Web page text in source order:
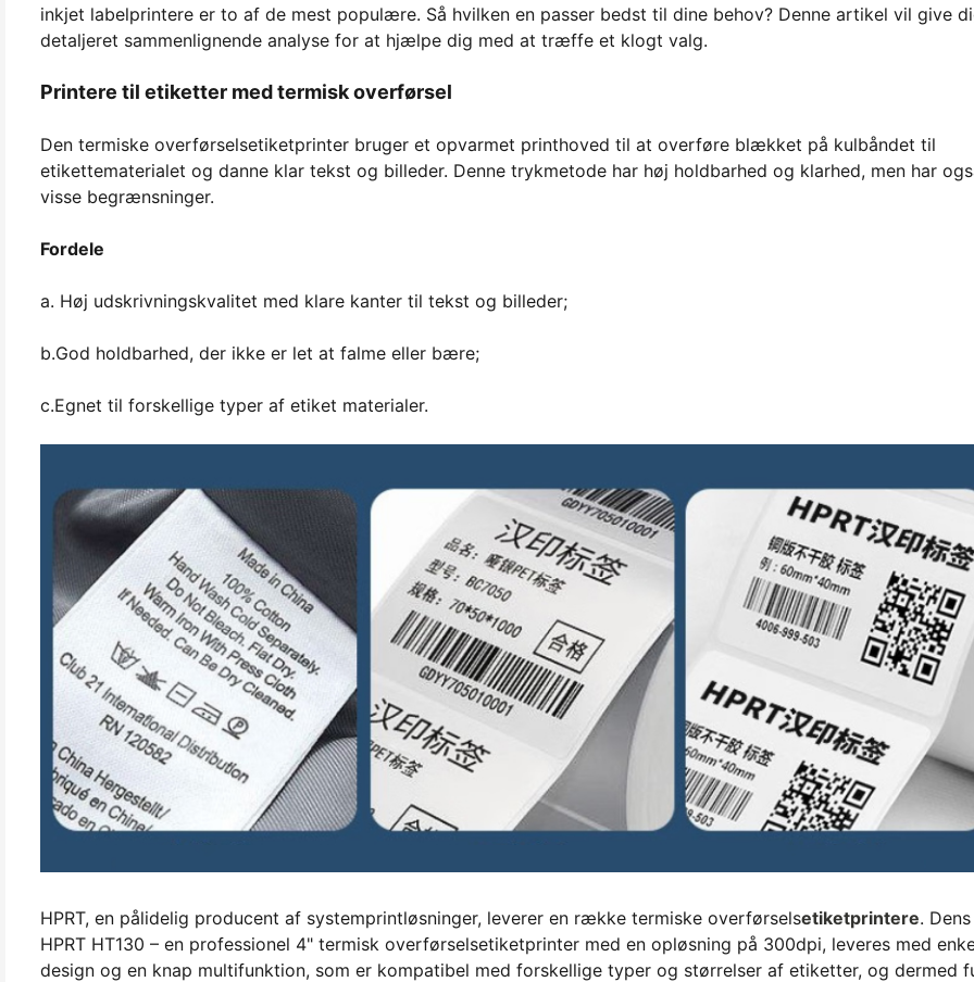
inkjet labelprintere er to af de mest populære. Så hvilken en passer bedst til dine behov? Denne artikel vil give
detaljeret sammenlignende analyse for at hjælpe dig med at træffe et klogt valg.
Printere til etiketter med termisk overførsel
Den termiske overførselsetiketprinter bruger et opvarmet printhoved til at overføre blækket på kulbåndet til
etikettematerialet og danne klar tekst og billeder. Denne trykmetode har høj holdbarhed og klarhed, men har
visse begrænsninger.
Fordele
a. Høj udskrivningskvalitet med klare kanter til tekst og billeder;
b.God holdbarhed, der ikke er let at falme eller bære;
c.Egnet til forskellige typer af etiket materialer.
HPRT, en pålidelig producent af systemprintløsninger, leverer en række termiske overførselsetiketprintere. Dens
HPRT HT130 – en professionel 4" termisk overførselsetiketprinter med en opløsning på 300dpi, leveres med
design og en knap multifunktion, som er kompatibel med forskellige typer og størrelser af etiketter, og dermed